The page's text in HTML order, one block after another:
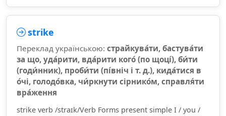
strike
Переклад українською: страйкува́ти, бастува́ти
за що, уда́рити, вда́рити кого́ (по щоці́), би́ти
(годи́нник), проби́ти (пі́вніч і т. д.), кида́тися в
о́чі, голодо́вка, чи́ркнути сірнико́м, справля́ти
вра́ження
strike verb /straɪk/Verb Forms present simple I / you /